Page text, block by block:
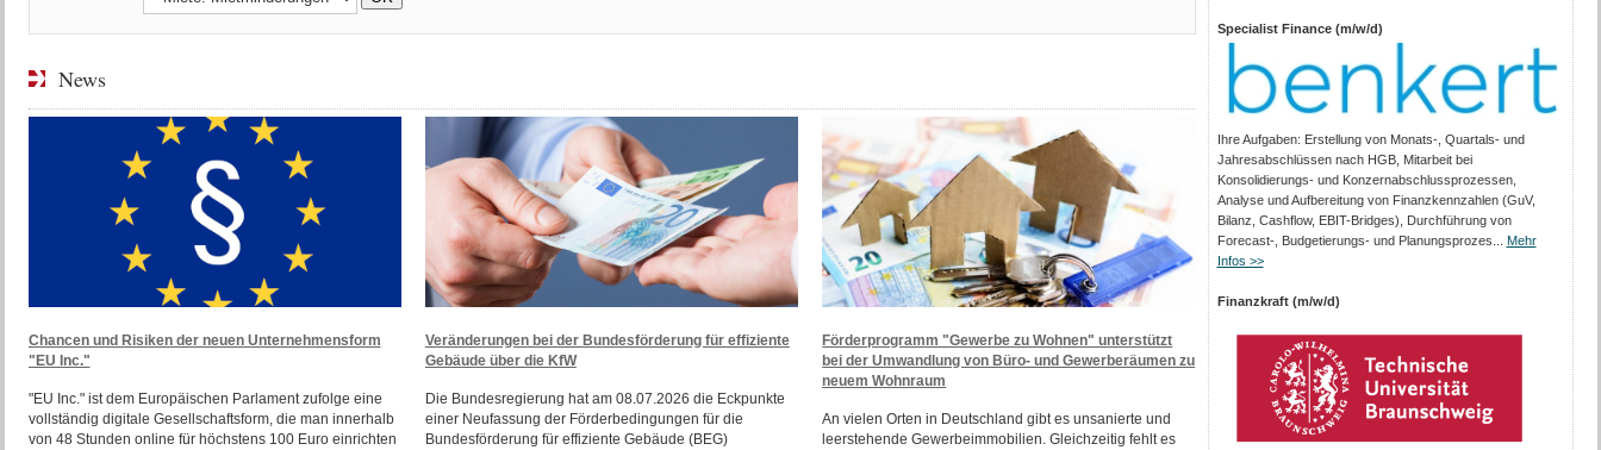
News
Chancen und Risiken der neuen Unternehmensform
"EU Inc."
"EU Inc." ist dem Europäischen Parlament zufolge eine
vollständig digitale Gesellschaftsform, die man innerhalb
von 48 Stunden online für höchstens 100 Euro einrichten
Veränderungen bei der Bundesförderung für effiziente
Gebäude über die KfW
Die Bundesregierung hat am 08.07.2026 die Eckpunkte
einer Neufassung der Förderbedingungen für die
Bundesförderung für effiziente Gebäude (BEG)
Förderprogramm "Gewerbe zu Wohnen" unterstützt
bei der Umwandlung von Büro- und Gewerberäumen zu
neuem Wohnraum
An vielen Orten in Deutschland gibt es unsanierte und
leerstehende Gewerbeimmobilien. Gleichzeitig fehlt es
Specialist Finance (m/w/d)
Ihre Aufgaben: Erstellung von Monats‑, Quartals‑ und
Jahresabschlüssen nach HGB, Mitarbeit bei
Konsolidierungs‑ und Konzernabschlussprozessen,
Analyse und Aufbereitung von Finanzkennzahlen (GuV,
Bilanz, Cashflow, EBIT-Bridges), Durchführung von
Forecast‑, Budgetierungs‑ und Planungsprozes... Mehr
Infos >>
Finanzkraft (m/w/d)